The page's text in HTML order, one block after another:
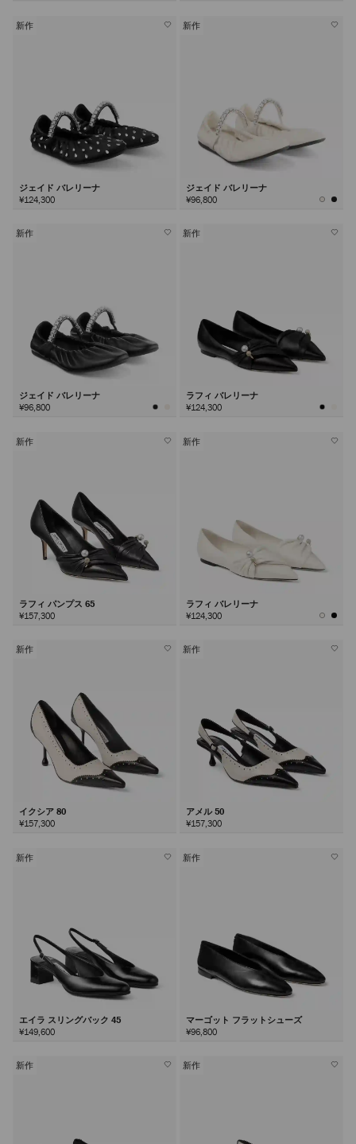
新作
ジェイド バレリーナ
¥124,300
新作
ジェイド バレリーナ
¥96,800
新作
ジェイド バレリーナ
¥96,800
新作
ラフィ バレリーナ
¥124,300
新作
ラフィ パンプス 65
¥157,300
新作
ラフィ バレリーナ
¥124,300
新作
イクシア 80
¥157,300
新作
アメル 50
¥157,300
新作
エイラ スリングバック 45
¥149,600
新作
マーゴット フラットシューズ
¥96,800
新作 新作